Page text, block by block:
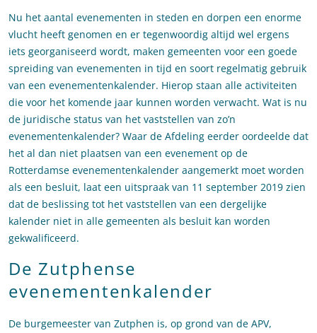
Nu het aantal evenementen in steden en dorpen een enorme
vlucht heeft genomen en er tegenwoordig altijd wel ergens
iets georganiseerd wordt, maken gemeenten voor een goede
spreiding van evenementen in tijd en soort regelmatig gebruik
van een evenementenkalender. Hierop staan alle activiteiten
die voor het komende jaar kunnen worden verwacht. Wat is nu
de juridische status van het vaststellen van zo’n
evenementenkalender? Waar de Afdeling eerder oordeelde dat
het al dan niet plaatsen van een evenement op de
Rotterdamse evenementenkalender aangemerkt moet worden
als een besluit, laat een uitspraak van 11 september 2019 zien
dat de beslissing tot het vaststellen van een dergelijke
kalender niet in alle gemeenten als besluit kan worden
gekwalificeerd.
De Zutphense
evenementenkalender
De burgemeester van Zutphen is, op grond van de APV,